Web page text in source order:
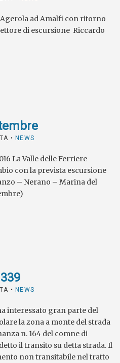
Agerola ad Amalfi con ritorno
di escursione Riccardo
•NEWS
La Valle delle Ferriere
con la prevista escursione
– Nerano – Marina del
•NEWS
interessato gran parte del
la zona a monte del strada
n. 164 del comne di
il transito su detta strada. Il
non transitabile nel tratto